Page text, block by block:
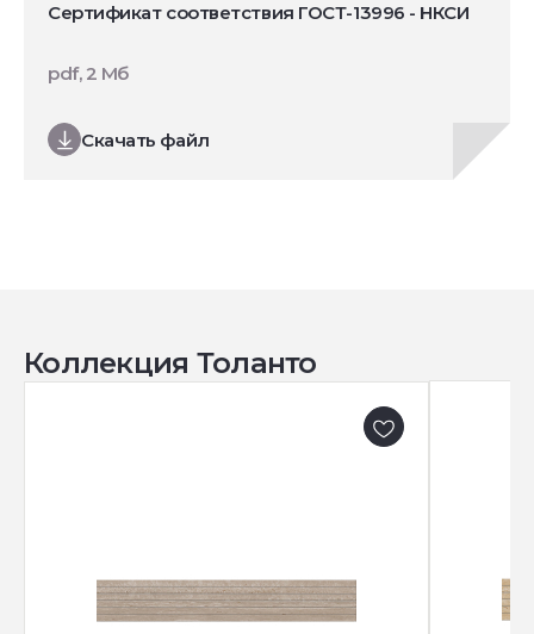
Сертификат соответствия ГОСТ-13996 - НКСИ
Скачать файл
pdf, 2 Мб
Коллекция Толанто